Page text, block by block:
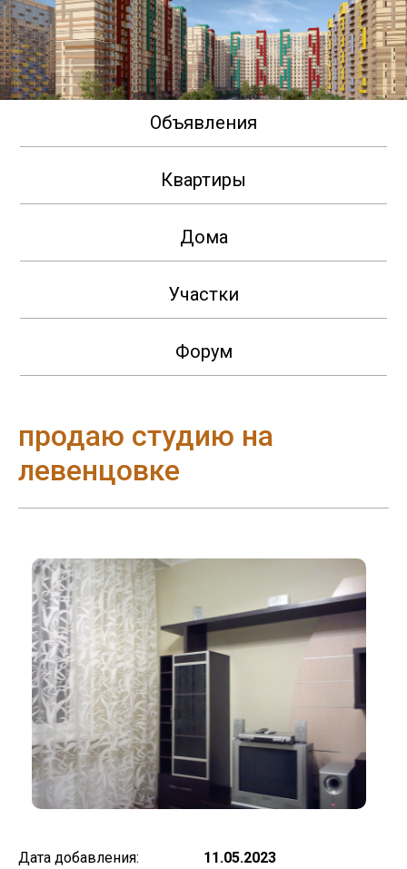
Объявления
Квартиры
Дома
Участки
Форум
продаю студию на
левенцовке
Дата добавления:
11.05.2023